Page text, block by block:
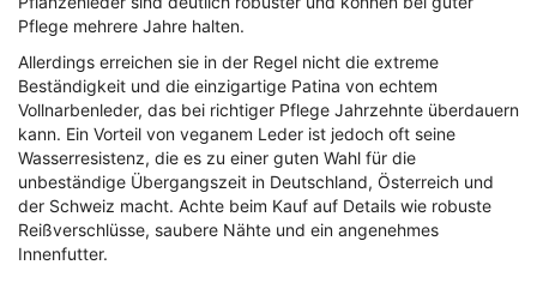
Pflege mehrere Jahre halten.
Allerdings erreichen sie in der Regel nicht die extreme
Beständigkeit und die einzigartige Patina von echtem
Vollnarbenleder, das bei richtiger Pflege Jahrzehnte überdauern
kann. Ein Vorteil von veganem Leder ist jedoch oft seine
Wasserresistenz, die es zu einer guten Wahl für die
unbeständige Übergangszeit in Deutschland, Österreich und
der Schweiz macht. Achte beim Kauf auf Details wie robuste
Reißverschlüsse, saubere Nähte und ein angenehmes
Innenfutter.